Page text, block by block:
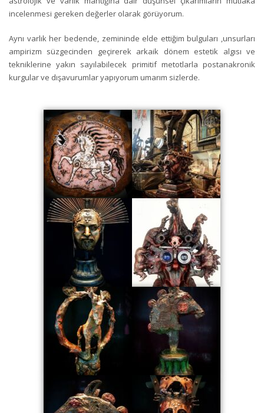
incelenmesi gereken değerler olarak görüyorum.
Aynı varlık her bedende, zemininde elde ettiğim bulguları ,unsurları
ampirizm süzgecinden geçirerek arkaik dönem estetik algısı ve
tekniklerine yakın sayılabilecek primitif metotlarla postanakronik
kurgular ve dışavurumlar yapıyorum umarım sizlerde.